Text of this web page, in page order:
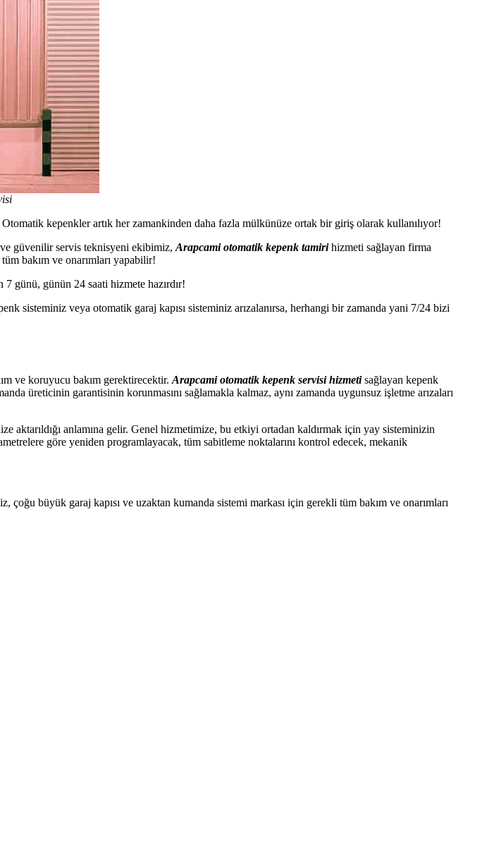
kepenkler artık her zamankinden daha fazla mülkünüze ortak bir giriş olarak kullanılıyor!
ve güvenilir servis teknisyeni ekibimiz, Arapcami otomatik kepenk tamirihizmeti sağlayan firma
bakım ve onarımları yapabilir!
günü, günün 24 saati hizmete hazırdır!
sisteminiz veya otomatik garaj kapısı sisteminiz arızalanırsa, herhangi bir zamanda yani 7/24 bizi
ve koruyucu bakım gerektirecektir.Arapcami otomatik kepenk servisi hizmetisağlayan kepenk
üreticinin garantisinin korunmasını sağlamakla kalmaz, aynı zamanda uygunsuz işletme arızaları
anlamına gelir. Genel hizmetimize, bu etkiyi ortadan kaldırmak için yay sisteminizin
göre yeniden programlayacak, tüm sabitleme noktalarını kontrol edecek, mekanik
büyük garaj kapısı ve uzaktan kumanda sistemi markası için gerekli tüm bakım ve onarımları